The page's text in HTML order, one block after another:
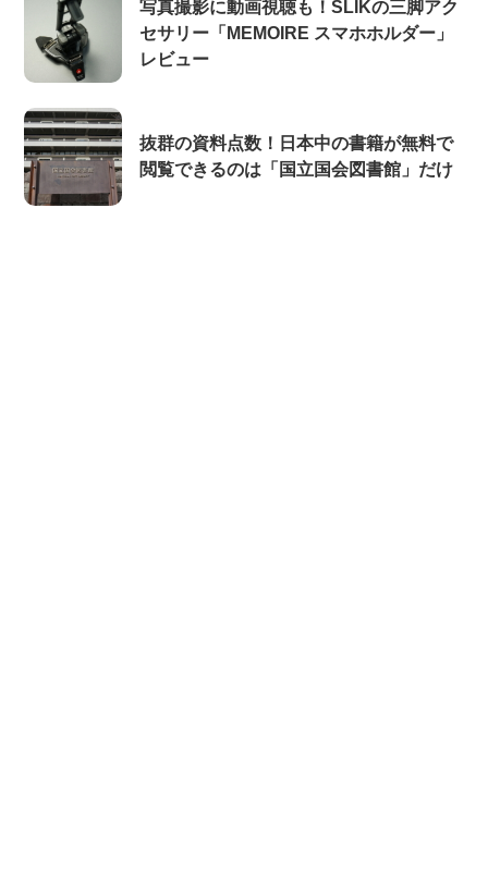
写真撮影に動画視聴も！SLIKの三脚アク
セサリー「MEMOIRE スマホホルダー」
レビュー
抜群の資料点数！日本中の書籍が無料で
閲覧できるのは「国立国会図書館」だけ